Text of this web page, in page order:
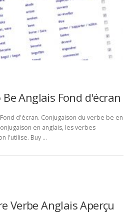
Anglais Fond d'écran
d'écran. Conjugaison du verbe be en
en anglais, les verbes
l'utilise. Buy …
Verbe Anglais Aperçu